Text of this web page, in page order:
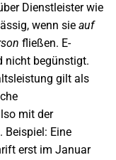
Dienstleister wie
wenn sie auf
fließen. E-
nicht begünstigt.
gilt als
mit der
. Beispiel: Eine
erst im Januar